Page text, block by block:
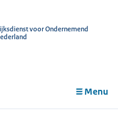
voor Ondernemend
Menu